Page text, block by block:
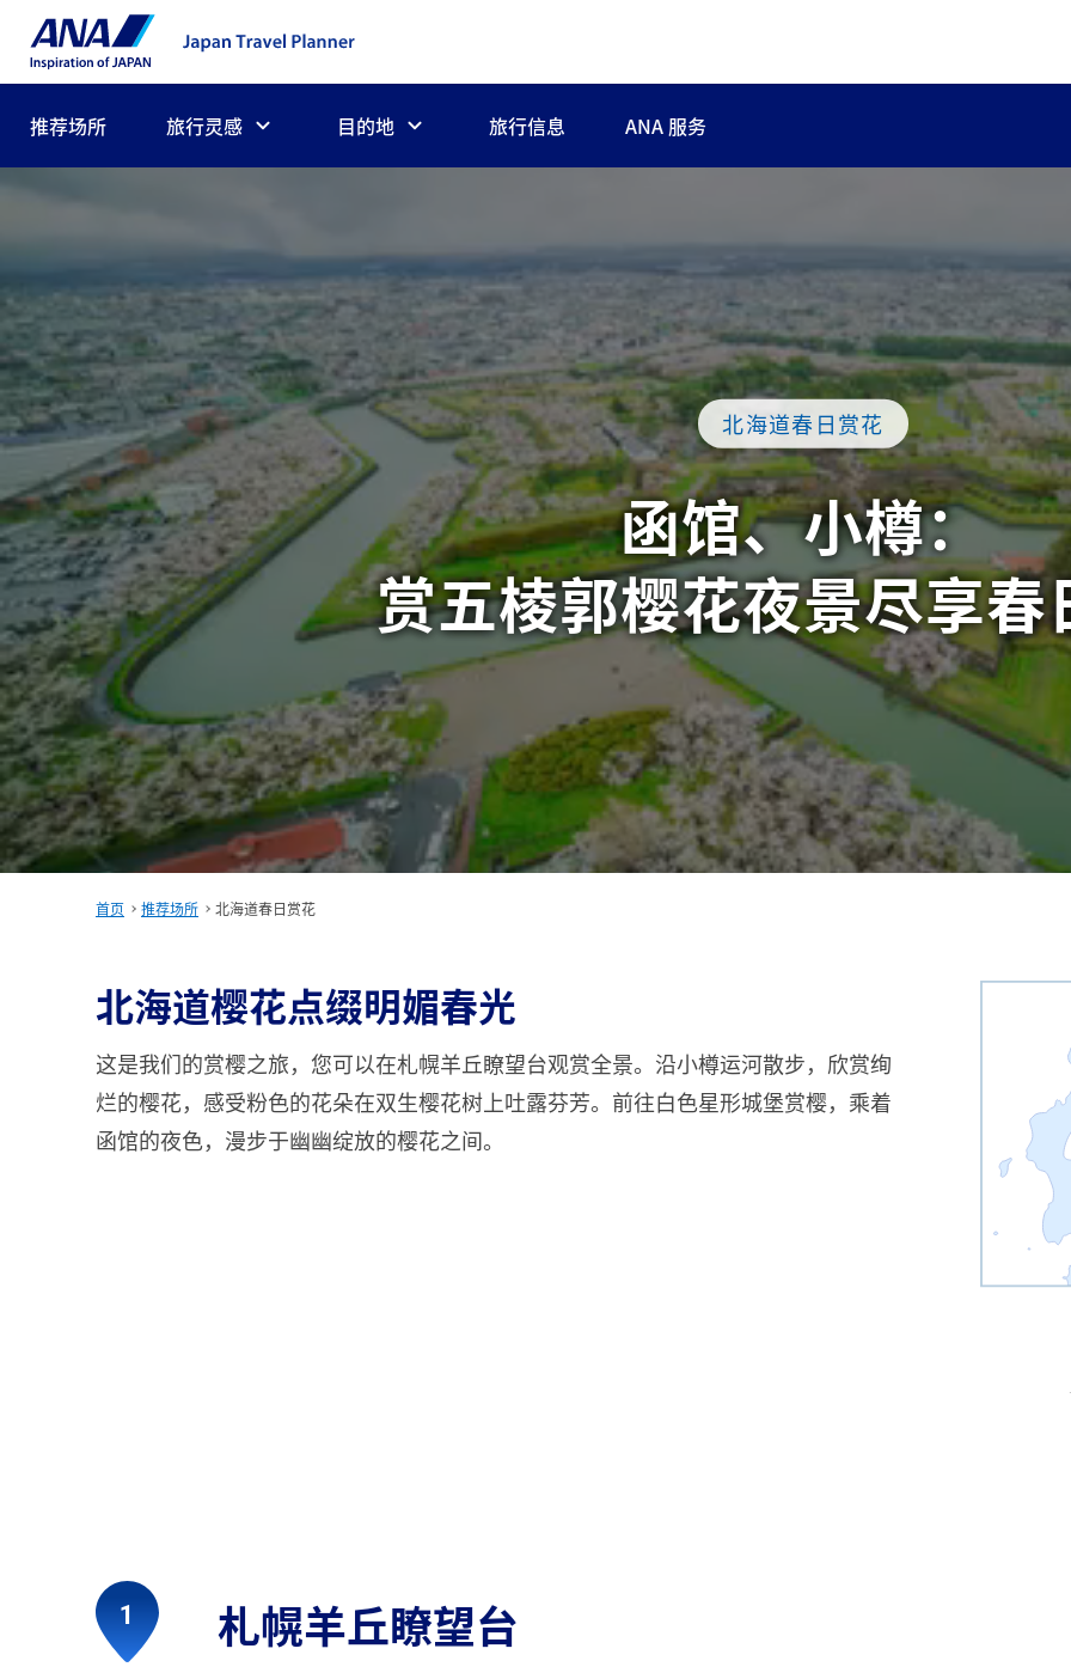
推荐场所 旅行灵感 目的地 旅行信息 ANA 服务
北海道春日赏花
函馆、小樽：
赏五棱郭樱花夜景尽享春
首页 推荐场所 北海道春日赏花
北海道樱花点缀明媚春光
这是我们的赏樱之旅，您可以在札幌羊丘瞭望台观赏全景。沿小樽运河散步，欣赏绚
烂的樱花，感受粉色的花朵在双生樱花树上吐露芬芳。前往白色星形城堡赏樱，乘着
函馆的夜色，漫步于幽幽绽放的樱花之间。
札幌羊丘瞭望台